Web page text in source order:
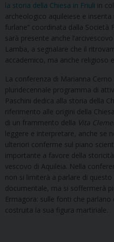
la storia della Chiesa in Friuli in
archeologico aquileiese e inserita
furlane” coordinata dalla Società
sarà presente anche
Lamba, a segnalare che il
accademico, ma anche religioso
La conferenza di Marianna
pluridecennale programma di
Paschini dedica alla storia della
riferimento alle origini della
di un frammento della Vita
leggere e interpretare, anche se
ulteriori conferme sul piano
importante a favore della
vescovo di Aquileia. Nella
non si limiterà a parlare di
documentale, ma si soffermerà
Ermagora: sulle fonti che
costruita la sua figura martiriale.